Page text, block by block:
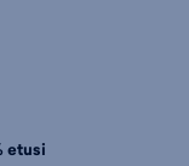
etusi